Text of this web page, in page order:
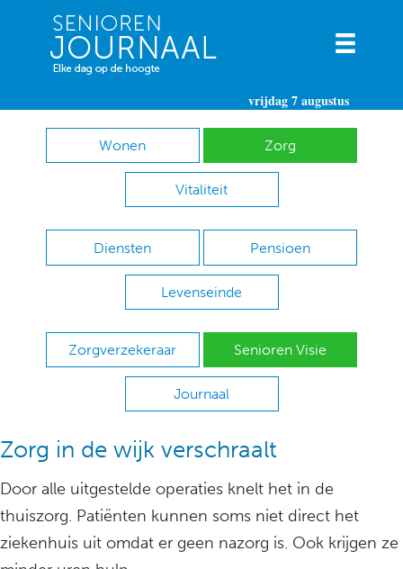
vrijdag 7 augustus
Wonen Zorg
Vitaliteit
Diensten Pensioen
Levenseinde
Zorgverzekeraar Senioren Visie
Journaal
Zorg in de wijk verschraalt
Door alle uitgestelde operaties knelt het in de
thuiszorg. Patiënten kunnen soms niet direct het
ziekenhuis uit omdat er geen nazorg is. Ook krijgen ze